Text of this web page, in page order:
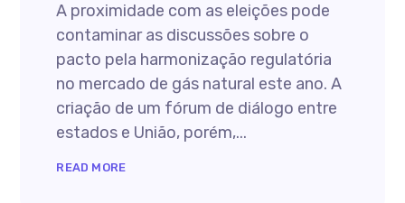
A proximidade com as eleições pode
contaminar as discussões sobre o
pacto pela harmonização regulatória
no mercado de gás natural este ano. A
criação de um fórum de diálogo entre
estados e União, porém,...
READ MORE